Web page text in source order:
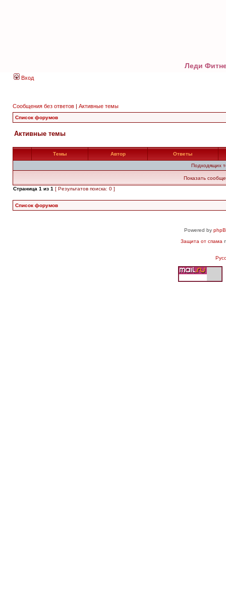
Леди
Вход
Сообщения без ответов | Активные темы
Список форумов
Активные темы
Темы Автор Ответы
Подходящих
Показать
Страница 1 из 1 [ Результатов поиска: 0 ]
Список форумов
Powered by
Защита от спама